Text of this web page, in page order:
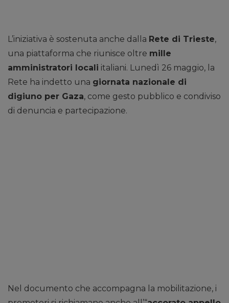
L’iniziativa è sostenuta anche dalla Rete di Trieste,
una piattaforma che riunisce oltre mille
amministratori locali italiani. Lunedì 26 maggio, la
Rete ha indetto una giornata nazionale di
digiuno per Gaza, come gesto pubblico e condiviso
di denuncia e partecipazione.
Nel documento che accompagna la mobilitazione, i